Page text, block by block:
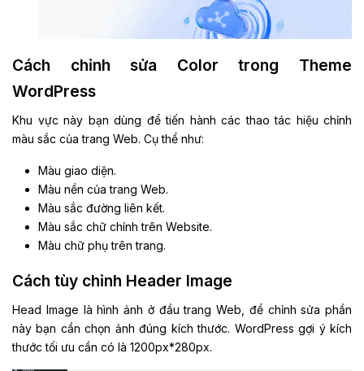
Cách chỉnh sửa Color trong Theme
WordPress
Khu vực này bạn dùng để tiến hành các thao tác hiệu chỉnh
màu sắc của trang Web. Cụ thể như:
Màu giao diện.
Màu nền của trang Web.
Màu sắc đường liên kết.
Màu sắc chữ chính trên Website.
Màu chữ phụ trên trang.
Cách tùy chỉnh Header Image
Head Image là hình ảnh ở đầu trang Web, để chỉnh sửa phần
này bạn cần chọn ảnh đúng kích thước. WordPress gợi ý kích
thước tối ưu cần có là 1200px*280px.